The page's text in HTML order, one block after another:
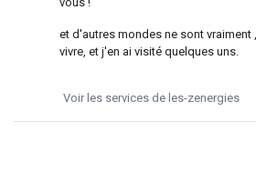
et d'autres mondes ne sont vraiment
vivre, et j'en ai visité quelques uns.
Voir les services de les-zenergies